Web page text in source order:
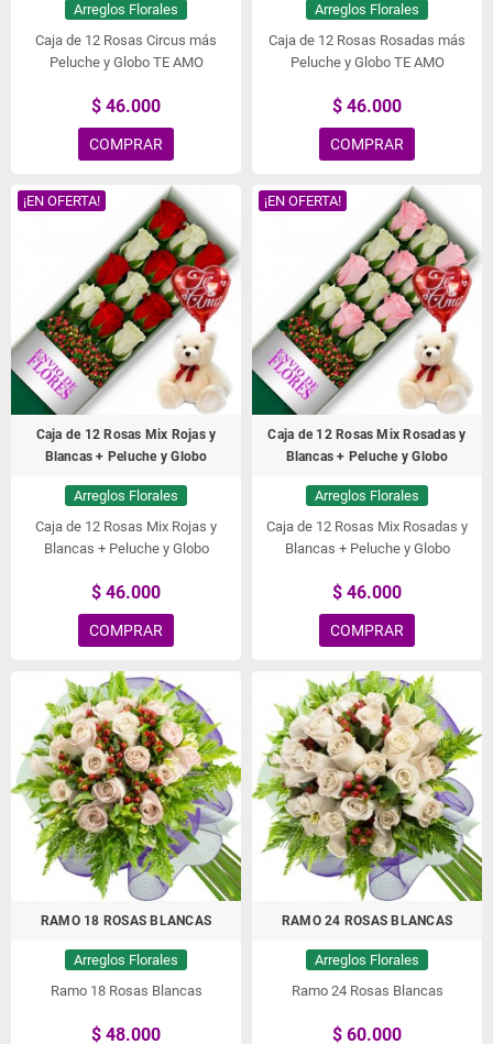
Arreglos Florales
Caja de 12 Rosas Circus más
Peluche y Globo TE AMO
$ 46.000
COMPRAR
Arreglos Florales
Caja de 12 Rosas Rosadas más
Peluche y Globo TE AMO
$ 46.000
COMPRAR
¡EN OFERTA!
Caja de 12 Rosas Mix Rojas y
Blancas + Peluche y Globo
Arreglos Florales
Caja de 12 Rosas Mix Rojas y
Blancas + Peluche y Globo
$ 46.000
COMPRAR
¡EN OFERTA!
Caja de 12 Rosas Mix Rosadas y
Blancas + Peluche y Globo
Arreglos Florales
Caja de 12 Rosas Mix Rosadas y
Blancas + Peluche y Globo
$ 46.000
COMPRAR
RAMO 18 ROSAS BLANCAS
Arreglos Florales
Ramo 18 Rosas Blancas
$ 48.000
RAMO 24 ROSAS BLANCAS
Arreglos Florales
Ramo 24 Rosas Blancas
$ 60.000